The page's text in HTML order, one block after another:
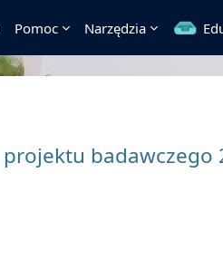
Pomoc Narzędzia
badawczego